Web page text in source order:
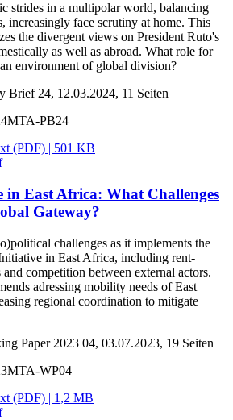
strides in a multipolar world, balancing
increasingly face scrutiny at home. This
the divergent views on President Ruto's
as well as abroad. What role for
environment of global division?
Brief 24, 12.03.2024, 11 Seiten
PB24
(PDF) | 501 KB
East Africa: What Challenges
Gateway?
challenges as it implements the
in East Africa, including rent-
competition between external actors.
adressing mobility needs of East
regional coordination to mitigate
Paper 2023 04, 03.07.2023, 19 Seiten
WP04
(PDF) | 1,2 MB